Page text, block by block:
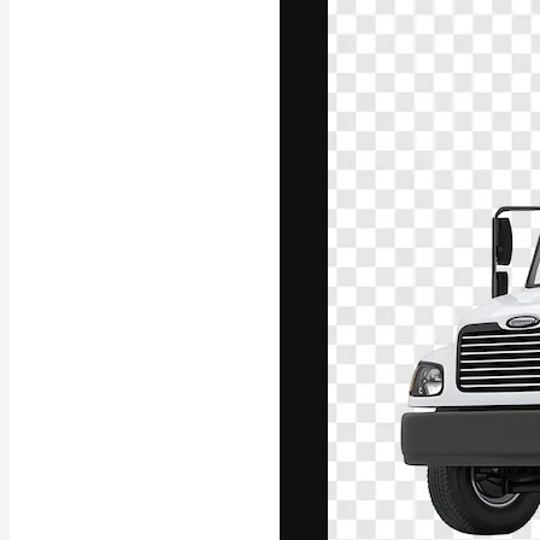
La plataforma
entre
estudios.
Español
Copyright ©